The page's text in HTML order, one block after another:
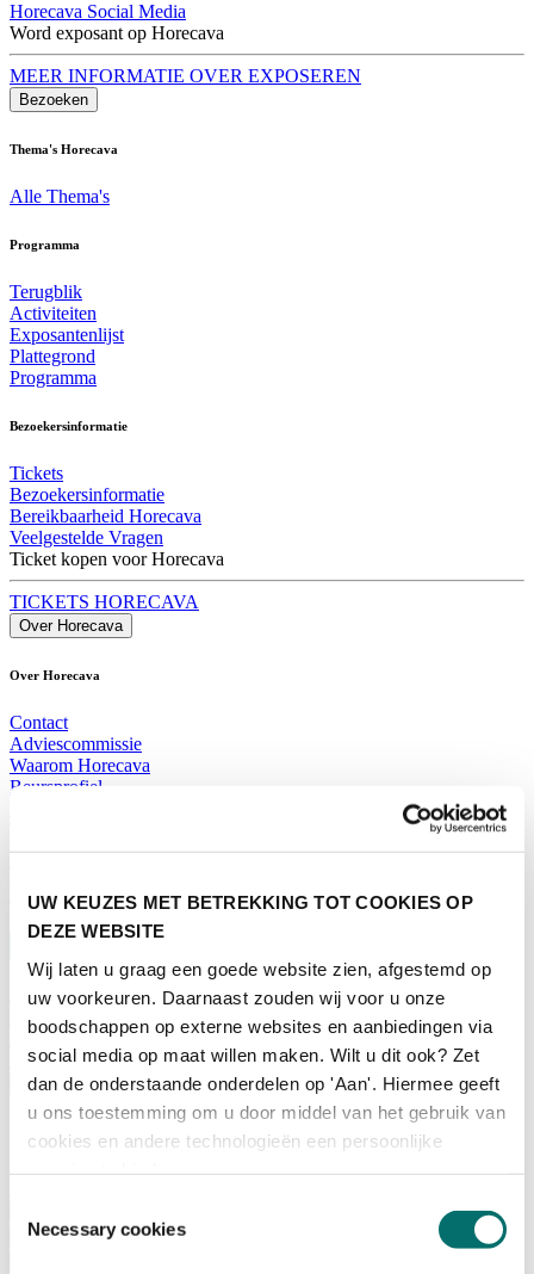
UW KEUZES MET BETREKKING TOT COOKIES OP
DEZE WEBSITE
Wij laten u graag een goede website zien, afgestemd op
uw voorkeuren. Daarnaast zouden wij voor u onze
boodschappen op externe websites en aanbiedingen via
social media op maat willen maken. Wilt u dit ook? Zet
dan de onderstaande onderdelen op 'Aan'. Hiermee geeft
u ons toestemming om u door middel van het gebruik van
cookies en andere technologieën een persoonlijke
Necessary cookies
Horecava Social Media
Word exposant op Horecava
MEER INFORMATIE OVER EXPOSEREN
Bezoeken
Thema's Horecava
Alle Thema's
Programma
Terugblik
Activiteiten
Exposantenlijst
Plattegrond
Programma
Bezoekersinformatie
Tickets
Bezoekersinformatie
Bereikbaarheid Horecava
Veelgestelde Vragen
Ticket kopen voor Horecava
TICKETS HORECAVA
Over Horecava
Over Horecava
Contact
Adviescommissie
Waarom Horecava
Beursprofiel
NIEUWSBRIEF
Contact
Perskamer
Zoeken
Nederlands
English
Nederlands
Exposeren